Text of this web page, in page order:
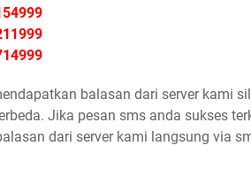
balasan dari server kami
Jika pesan sms anda sukses
dari server kami langsung via